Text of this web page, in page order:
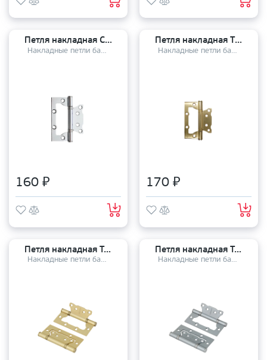
Петля накладная Code Deco 100*75*2,5 - В2 СR
Накладные петли бабочки
160 ₽
Петля накладная TRODOS 2BB 100х75х2,5мм PB
Накладные петли бабочки
170 ₽
Петля накладная TANDOOR TD100-2S steel (100*75*2,5) SSG
Накладные петли бабочки
Петля накладная TANDOOR TD100-2S steel (100*75*2,5) SSC
Накладные петли бабочки